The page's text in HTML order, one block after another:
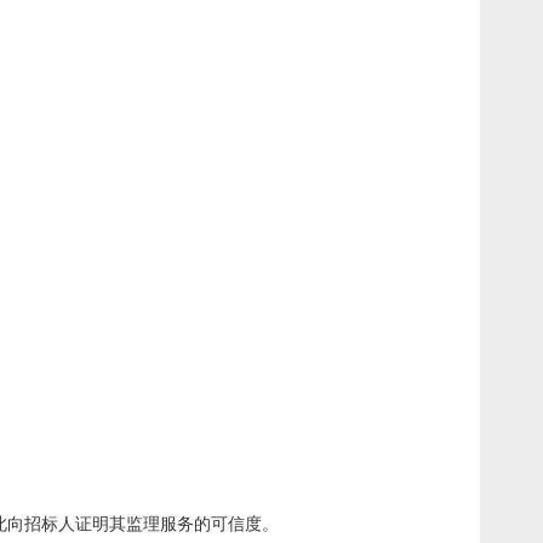
招标人证明其监理服务的可信度。